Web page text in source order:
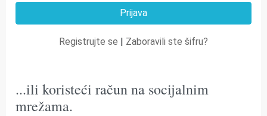
Registrujte se | Zaboravili ste šifru?
...ili koristeći račun na socijalnim
mrežama.